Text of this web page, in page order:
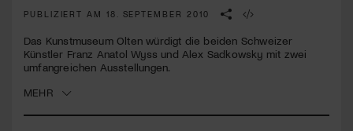
46
seconds
PUBLIZIERT AM 18. SEPTEMBER 2010
Das Kunstmuseum Olten würdigt die beiden Schweizer
Künstler Franz Anatol Wyss und Alex Sadkowsky mit zwei
umfangreichen Ausstellungen.
MEHR
Engagiere dich als Kulturliebhaber:in, Kulturschaffende(r) oder
Mit deiner Mitgliedschaft erhältst du kostenlosen Zugang zu
diversen Kulturevents.